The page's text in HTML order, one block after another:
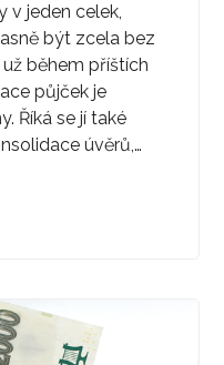
v jeden celek,
být zcela bez
během příštích
půjček je
Říká se jí také
úvěrů,…